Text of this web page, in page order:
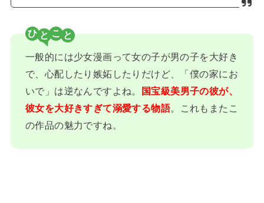
ひ こ
一般的には少女漫画って女の子が男の子を大好き
で、心配したり嫉妬したりだけど、「僕の家にお
いで」は逆なんですよね。
国宝級美男子の彼が、
彼女を大好きすぎて溺愛する物語。これもまたこ
の作品の魅力ですね。